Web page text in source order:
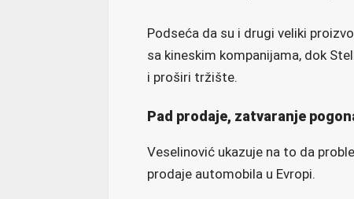
Podseća da su i drugi veliki
sa kineskim kompanijama, dok
i proširi tržište.
Pad prodaje, zatvaranje
Veselinović ukazuje na to da
prodaje automobila u Evropi.